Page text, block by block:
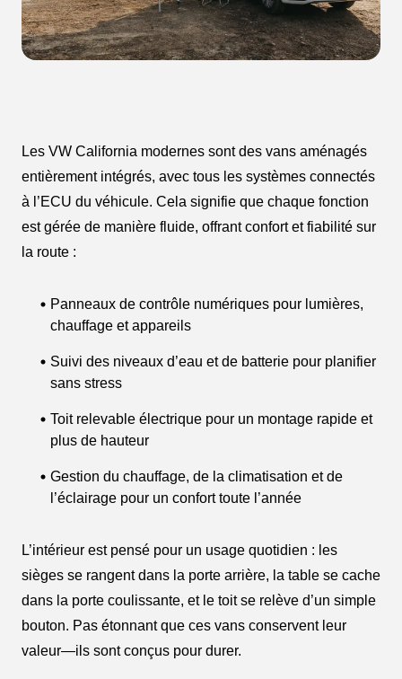
Les VW California modernes sont des vans aménagés
entièrement intégrés, avec tous les systèmes connectés
à l’ECU du véhicule. Cela signifie que chaque fonction
est gérée de manière fluide, offrant confort et fiabilité sur
la route :
Panneaux de contrôle numériques pour lumières,
chauffage et appareils
Suivi des niveaux d’eau et de batterie pour planifier
sans stress
Toit relevable électrique pour un montage rapide et
plus de hauteur
Gestion du chauffage, de la climatisation et de
l’éclairage pour un confort toute l’année
L’intérieur est pensé pour un usage quotidien : les
sièges se rangent dans la porte arrière, la table se cache
dans la porte coulissante, et le toit se relève d’un simple
bouton. Pas étonnant que ces vans conservent leur
valeur—ils sont conçus pour durer.